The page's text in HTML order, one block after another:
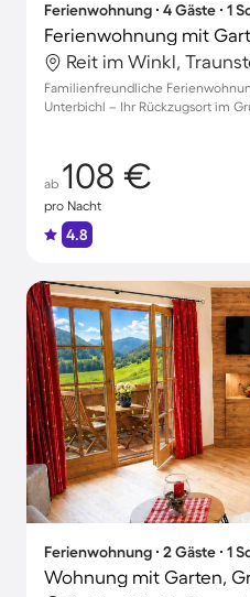
Ferienwohnung ∙ 4 Gäste ∙ 1
Ferienwohnung mit
Reit im Winkl,
Familienfreundliche
Unterbichl – Ihr Rückzugsort im
ab 108 €
pro Nacht
4.8
Ferienwohnung ∙ 2 Gäste ∙ 1